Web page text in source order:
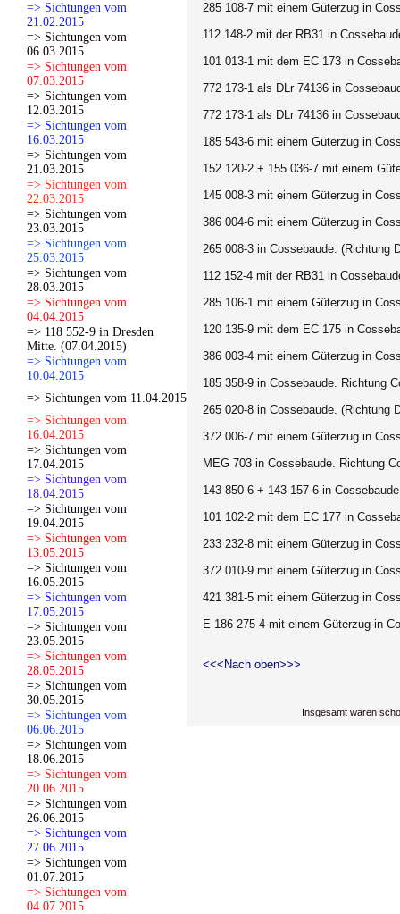
=> Sichtungen vom
21.02.2015
=> Sichtungen vom
06.03.2015
=> Sichtungen vom
07.03.2015
=> Sichtungen vom
12.03.2015
=> Sichtungen vom
16.03.2015
=> Sichtungen vom
21.03.2015
=> Sichtungen vom
22.03.2015
=> Sichtungen vom
23.03.2015
=> Sichtungen vom
25.03.2015
=> Sichtungen vom
28.03.2015
=> Sichtungen vom
04.04.2015
=> 118 552-9 in Dresden
Mitte. (07.04.2015)
=> Sichtungen vom
10.04.2015
=> Sichtungen vom 11.04.2015
=> Sichtungen vom
16.04.2015
=> Sichtungen vom
17.04.2015
=> Sichtungen vom
18.04.2015
=> Sichtungen vom
19.04.2015
=> Sichtungen vom
13.05.2015
=> Sichtungen vom
16.05.2015
=> Sichtungen vom
17.05.2015
=> Sichtungen vom
23.05.2015
=> Sichtungen vom
28.05.2015
=> Sichtungen vom
30.05.2015
=> Sichtungen vom
06.06.2015
=> Sichtungen vom
18.06.2015
=> Sichtungen vom
20.06.2015
=> Sichtungen vom
26.06.2015
=> Sichtungen vom
27.06.2015
=> Sichtungen vom
01.07.2015
=> Sichtungen vom
04.07.2015
285 108-7 mit einem Güterzug in
112 148-2 mit der RB31 in
101 013-1 mit dem EC 173 in
772 173-1 als DLr 74136 in
772 173-1 als DLr 74136 in
185 543-6 mit einem Güterzug in
152 120-2 + 155 036-7 mit einem
145 008-3 mit einem Güterzug in
386 004-6 mit einem Güterzug in
265 008-3 in Cossebaude. (Richtung
112 152-4 mit der RB31 in
285 106-1 mit einem Güterzug in
120 135-9 mit dem EC 175 in
386 003-4 mit einem Güterzug in
185 358-9 in Cossebaude. Richtung
265 020-8 in Cossebaude. (Richtung
372 006-7 mit einem Güterzug in
MEG 703 in Cossebaude. Richtung
143 850-6 + 143 157-6 in
101 102-2 mit dem EC 177 in
233 232-8 mit einem Güterzug in
372 010-9 mit einem Güterzug in
421 381-5 mit einem Güterzug in
E 186 275-4 mit einem Güterzug in
<<<Nach oben>>>
Insgesamt waren